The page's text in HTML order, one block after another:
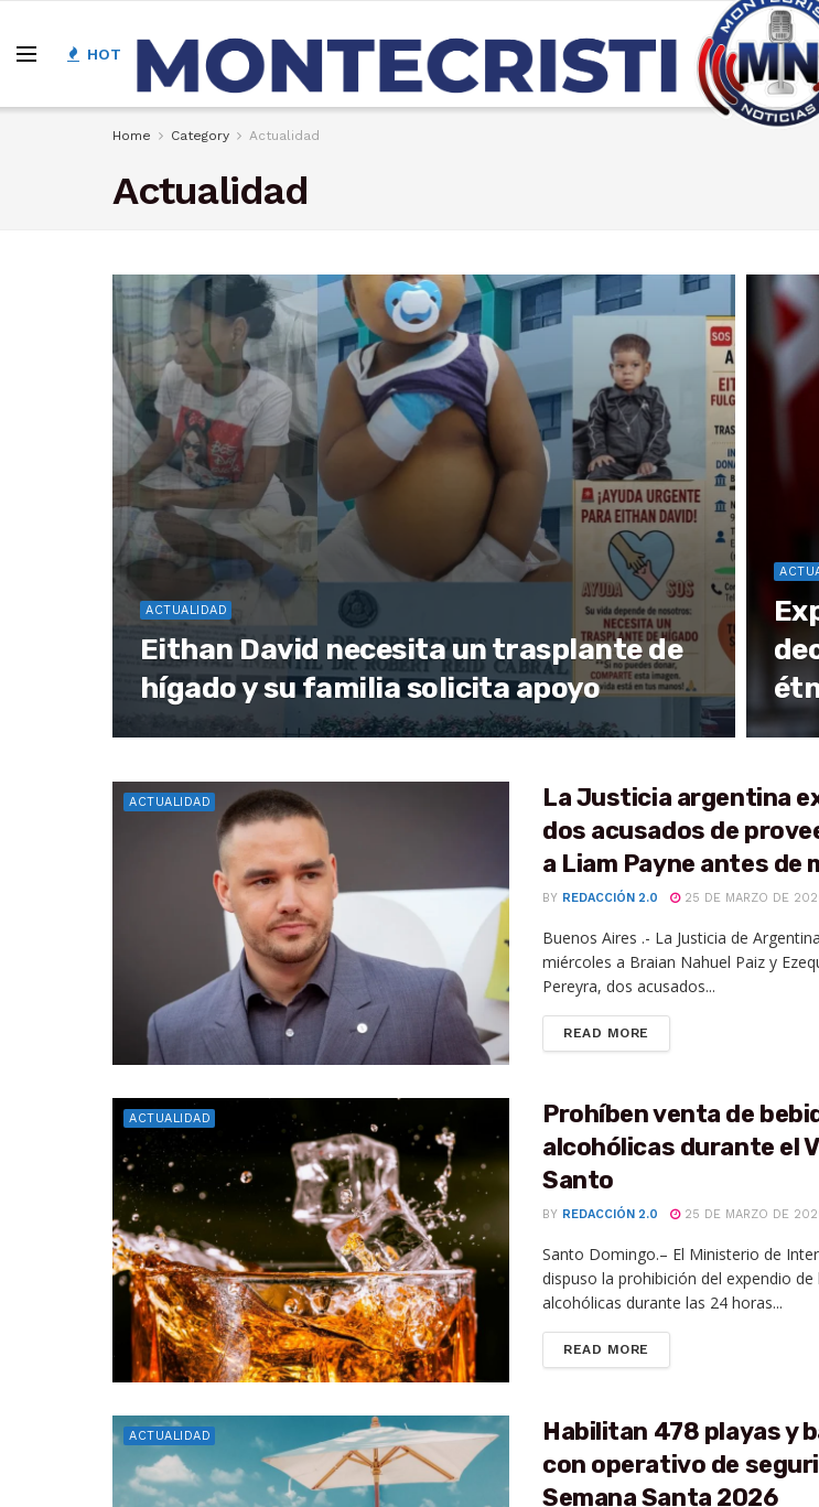
HOT
Home Category Actualidad
Actualidad
ACTUALIDAD
Eithan David necesita un trasplante de
hígado y su familia solicita apoyo
ACTUALIDAD
La Justicia argentina
dos acusados de
a Liam Payne antes de
BY REDACCIÓN 2.0 25 DE MARZO DE
Buenos Aires .- La Justicia de
miércoles a Braian Nahuel Paiz y
Pereyra, dos acusados...
READ MORE
ACTUALIDAD
Prohíben venta de
alcohólicas durante el
Santo
BY REDACCIÓN 2.0 25 DE MARZO DE
Santo Domingo.– El Ministerio de
dispuso la prohibición del expendio de
alcohólicas durante las 24 horas...
READ MORE
ACTUALIDAD
Habilitan 478 playas y
con operativo de
Semana Santa 2026